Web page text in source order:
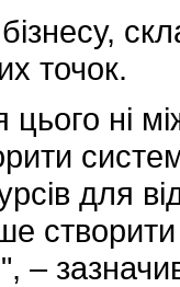
точок.
ні
для
–